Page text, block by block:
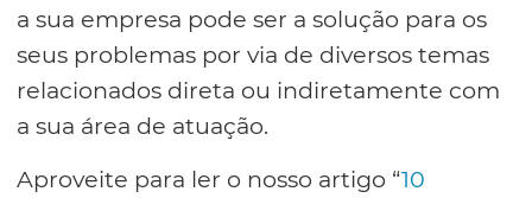
a sua empresa pode ser a solução para os
seus problemas por via de diversos temas
relacionados direta ou indiretamente com
a sua área de atuação.
Aproveite para ler o nosso artigo “10